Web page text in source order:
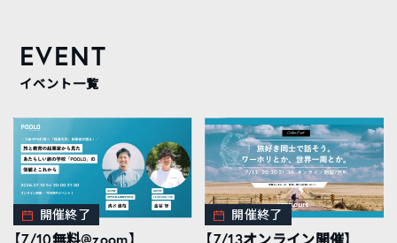
EVENT
イベント一覧
開催終了
【7/10無料@zoom】
開催終了
【7/13オンライン開催】